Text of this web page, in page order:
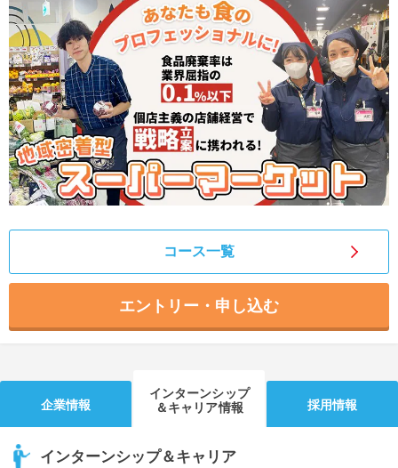
適職診断
あなたに合う仕事を診断！
就活チャンネル
動画で対策講座をチェック
就活ニュースペーパー
就活時事ニュースを更新
よくある質問
不明点があればこちら
コース一覧
エントリー・申し込む
企業情報
インターンシップ
＆キャリア情報
採用情報
インターンシップ＆キャリア